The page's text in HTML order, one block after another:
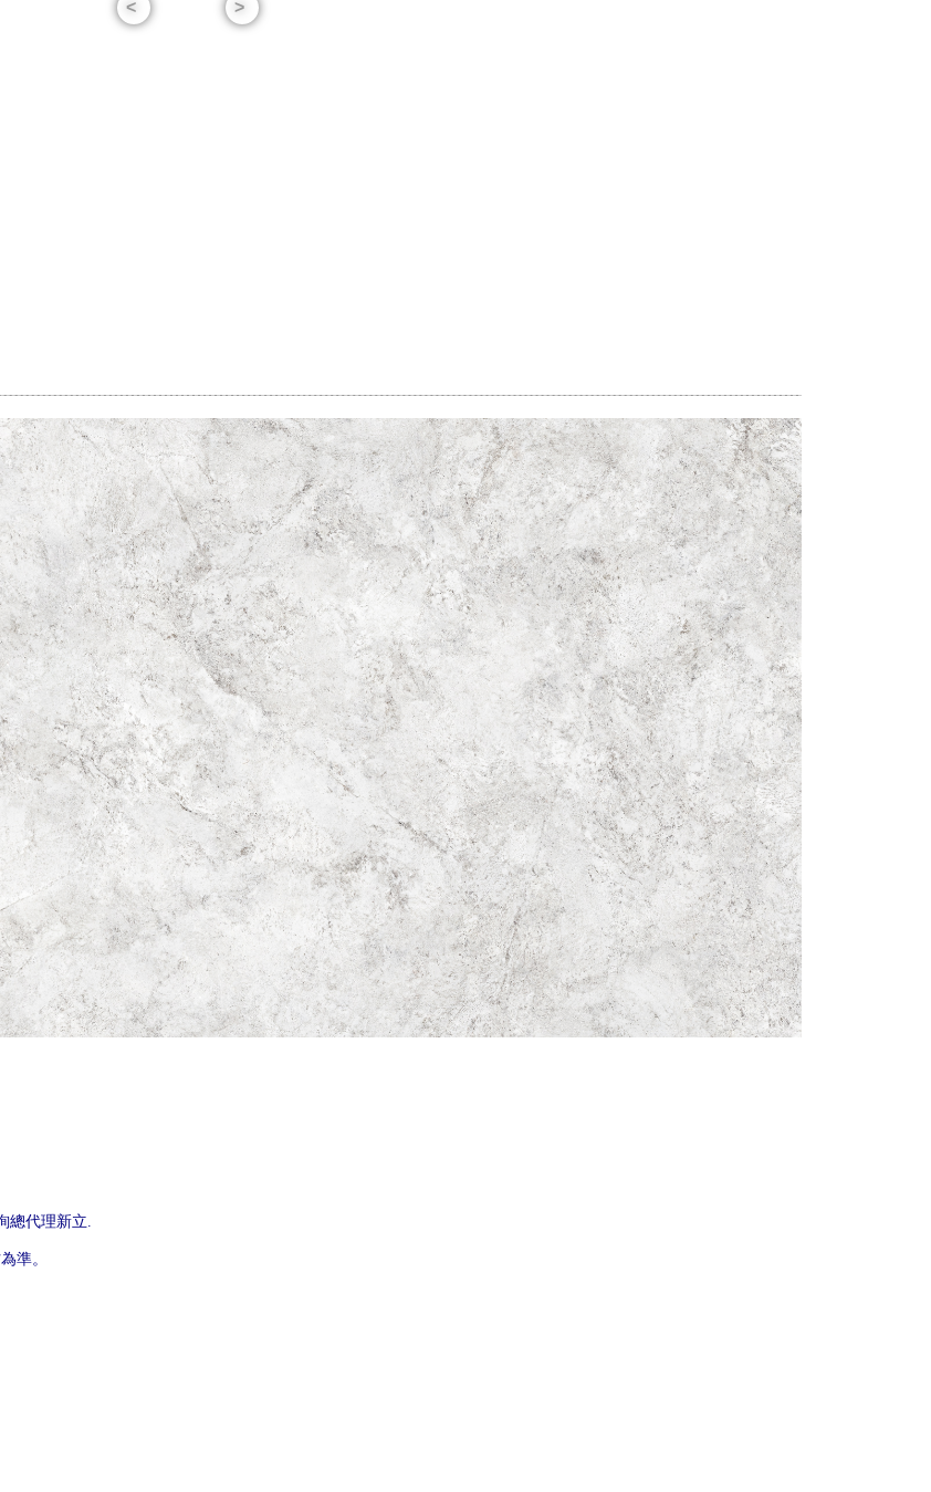
總代理新立.
準。